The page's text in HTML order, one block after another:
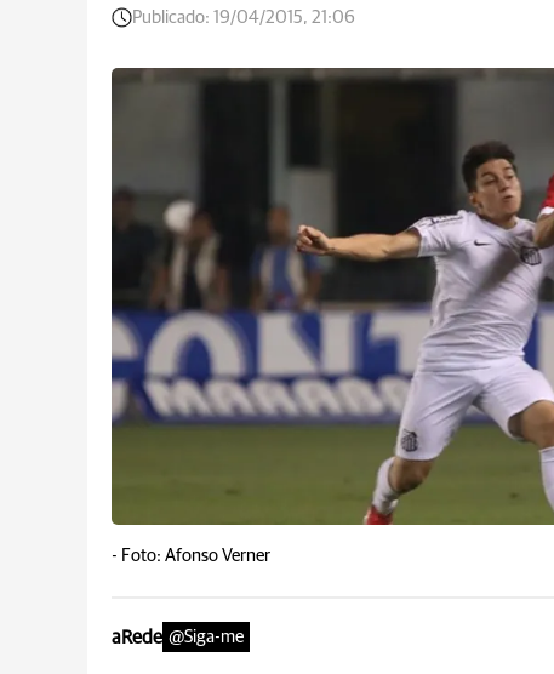
Publicado: 19/04/2015, 21:06
- Foto: Afonso Verner
aRede @Siga-me